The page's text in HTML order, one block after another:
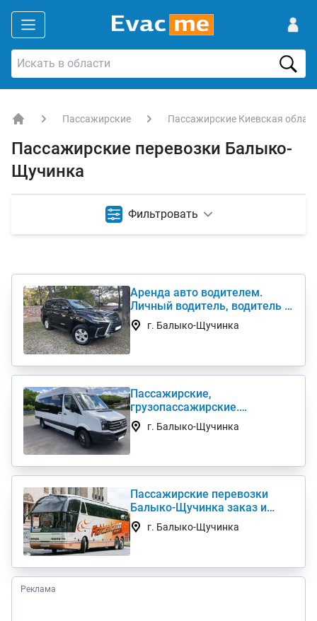
Пассажирские Пассажирские Киевская
Пассажирские перевозки Балыко-
Щучинка
Фильтровать
Аренда авто водителем.
Личный водитель, водитель с
авто в семью
г. Балыко-Щучинка
Пассажирские,
грузопассажирские.
Развозка. Трансфер. Аренда
автобуса
г. Балыко-Щучинка
Пассажирские перевозки
Балыко-Щучинка заказ и
аренда автобуса 50, 55, 62, 89
мест
г. Балыко-Щучинка
Реклама